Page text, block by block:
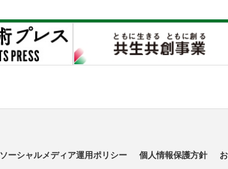
ソーシャルメディア運用ポリシー 個人情報保護方針